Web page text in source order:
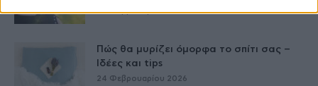
24 Φεβρουαρίου 2026
Πώς θα μυρίζει όμορφα το σπίτι σας –
Ιδέες και tips
24 Φεβρουαρίου 2026